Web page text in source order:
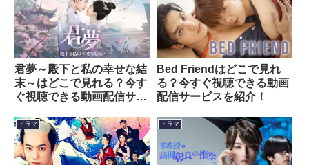
君夢～殿下と私の幸せな結
末～はどこで見れる？今す
ぐ視聴できる動画配信サー
Bed Friendはどこで見れ
る？今すぐ視聴できる動画
配信サービスを紹介！
ドラマ ドラマ